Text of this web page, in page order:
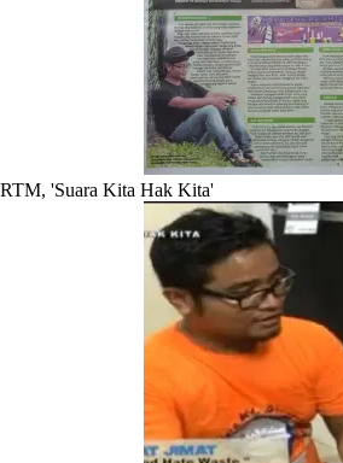
RTM, 'Suara Kita Hak Kita'